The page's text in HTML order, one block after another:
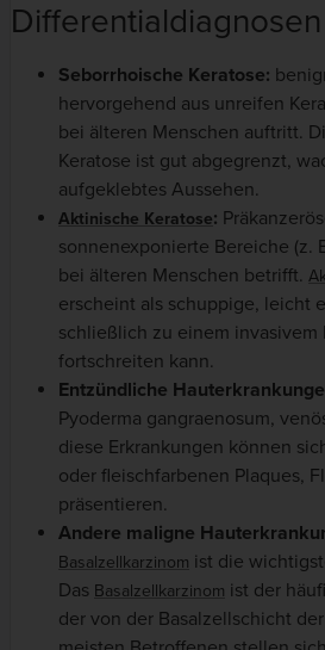
Differentialdiagnosen
Seborrhoische Keratose:
hervorgehend aus unreifen
bei älteren Menschen auftritt.
Keratose ist gut abgegrenzt,
aufgeklebtes Aussehen.
Aktinische Keratose:
sonnenexponierte Bereiche (z.
bei älteren Menschen betrifft.
erscheint als schuppige, leicht
schließlich zu einem
fortschreiten kann.
Entzündliche
Pyoderma gangraenosum,
diese Erkrankungen können
oder fleischfarbenen Plaques,
präsentieren.
Andere maligne
Basalzellkarzinom ist die
Das Basalzellkarzinom ist der
der von der Basalzellschicht der